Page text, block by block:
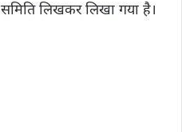
लिखकर लिखा गया है।